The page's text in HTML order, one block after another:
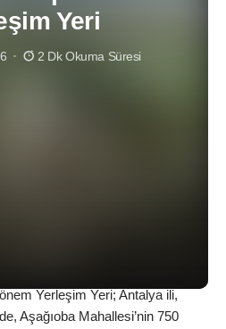
Yeri
2 Dk Okuma Süresi
Yerleşim Yeri; Antalya ili,
Aşağıoba Mahallesi’nin 750